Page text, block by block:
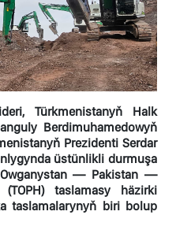
Türkmenistanyň Halk
Berdimuhamedowyň
Prezidenti Serdar
üstünlikli durmuşa
— Pakistan —
taslamasy häzirki
taslamalarynyň biri bolup